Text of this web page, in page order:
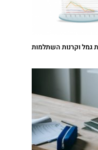
גמל וקרנות השתלמות